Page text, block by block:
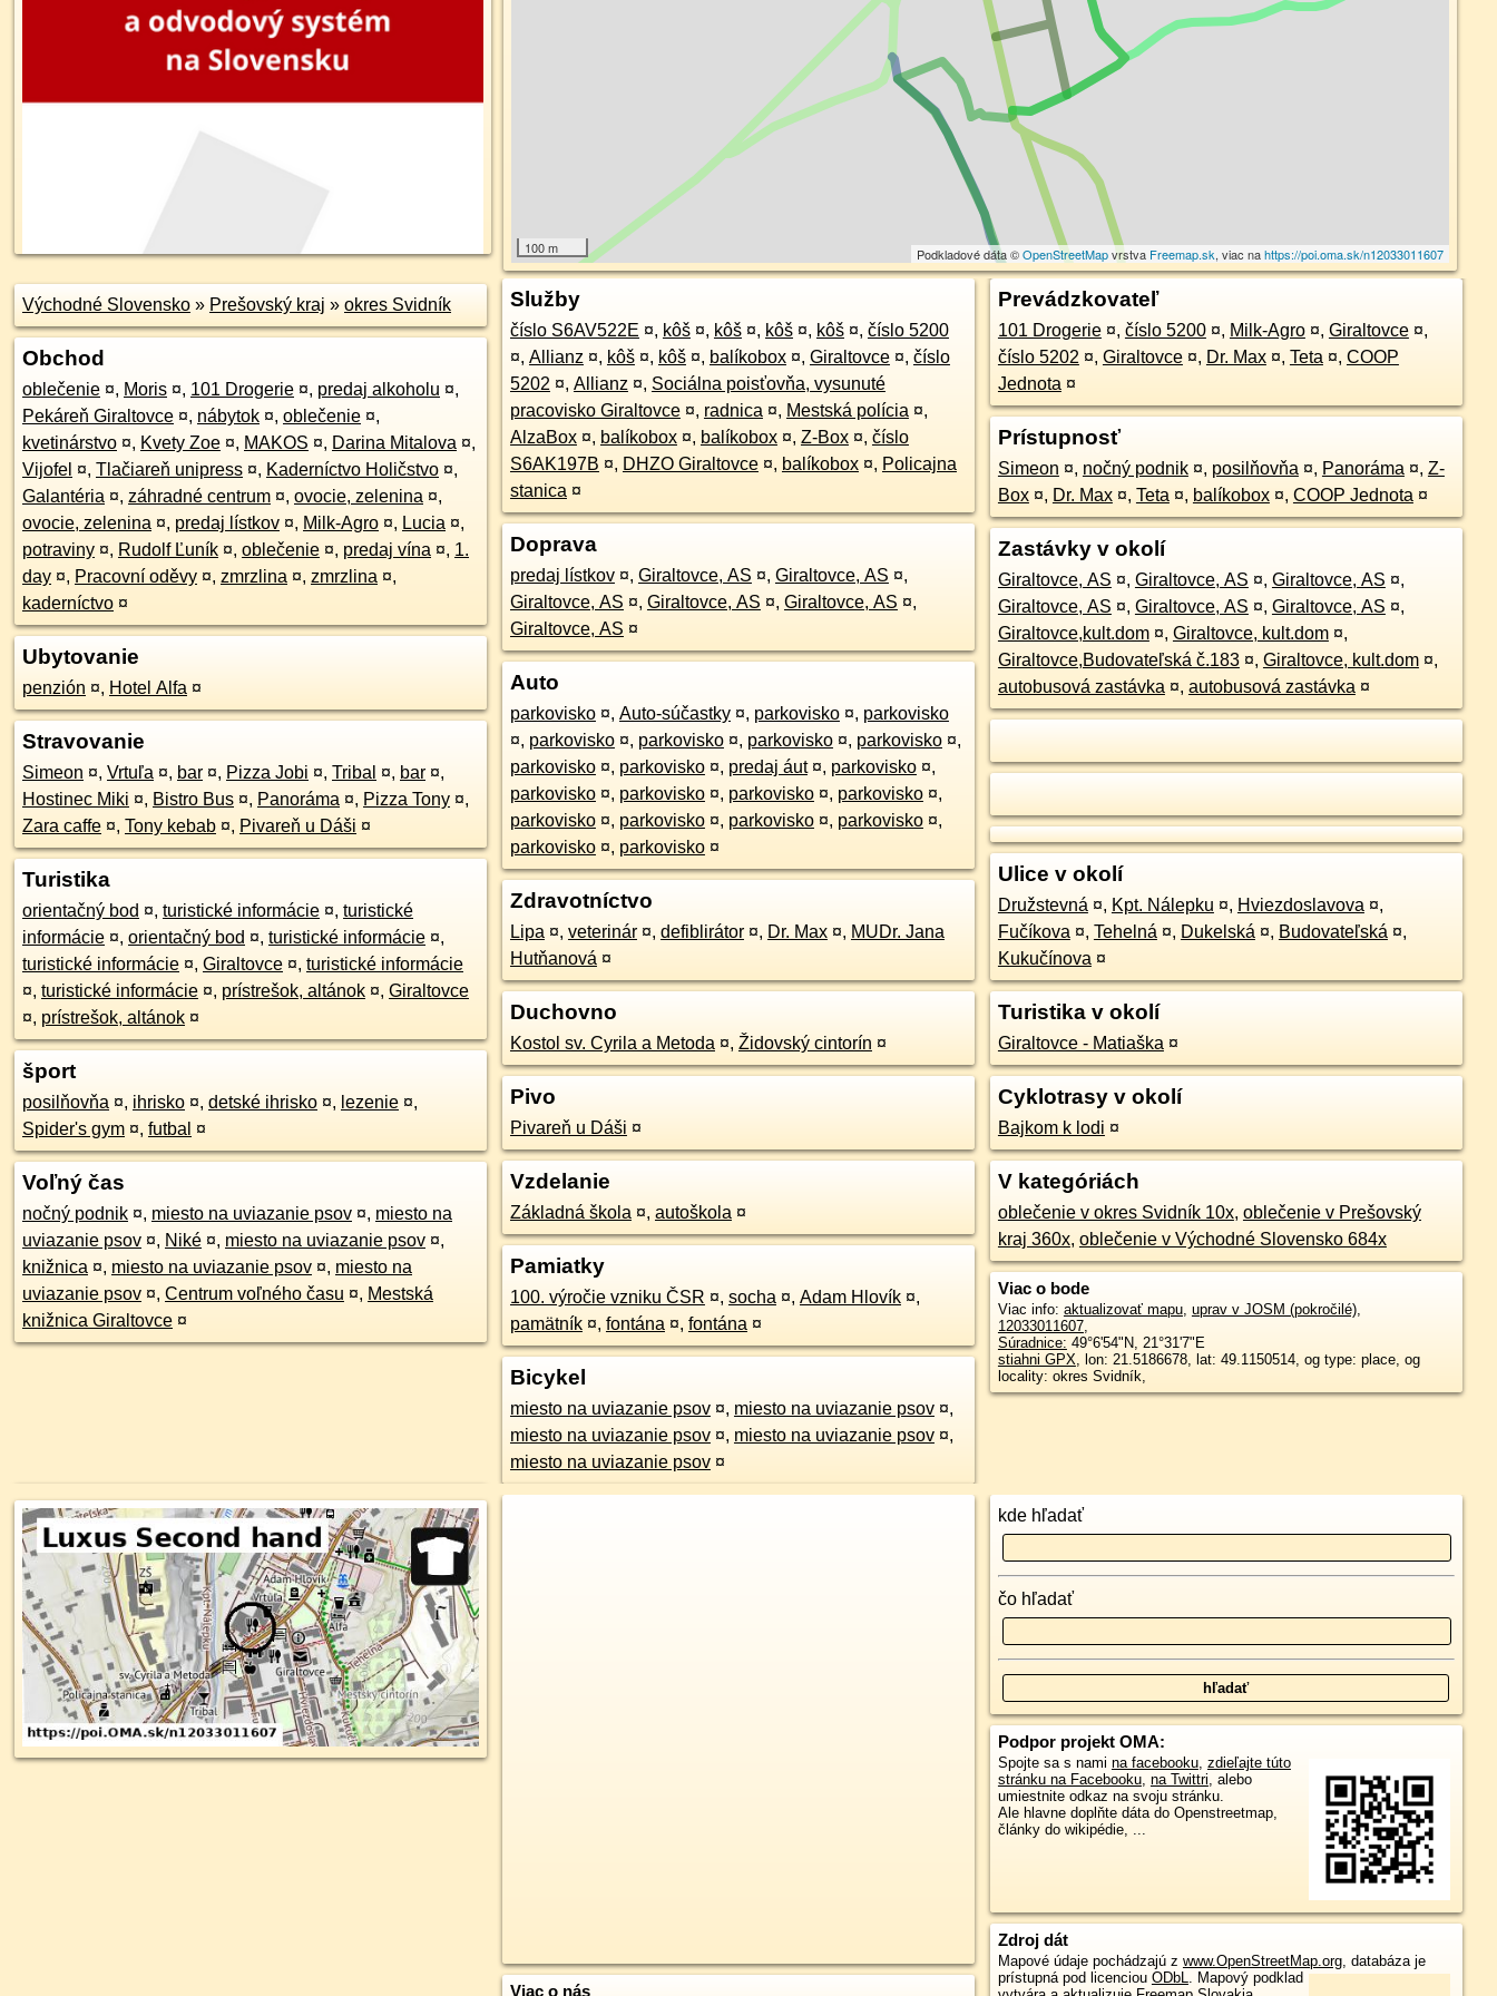
100 m Podkladové dáta ©OpenStreetMapvrstva Freemap.sk, viac nahttps://poi.oma.sk/n12033011607
Východné Slovensko » Prešovský kraj » okres Svidník
Obchod
oblečenie ¤, Moris ¤, 101 Drogerie ¤, predaj alkoholu ¤,
Pekáreň Giraltovce ¤, nábytok ¤, oblečenie ¤,
kvetinárstvo ¤, Kvety Zoe ¤, MAKOS ¤, Darina Mitalova ¤,
Vijofel ¤, Tlačiareň unipress ¤, Kaderníctvo Holičstvo ¤,
Galantéria ¤, záhradné centrum ¤, ovocie, zelenina ¤,
ovocie, zelenina ¤, predaj lístkov ¤, Milk-Agro ¤, Lucia ¤,
potraviny ¤, Rudolf Ľuník ¤, oblečenie ¤, predaj vína ¤, 1.
day ¤, Pracovní oděvy ¤, zmrzlina ¤, zmrzlina ¤,
kaderníctvo ¤
Ubytovanie
penzión ¤, Hotel Alfa ¤
Stravovanie
Simeon ¤, Vrtuľa ¤, bar ¤, Pizza Jobi ¤, Tribal ¤, bar ¤,
Hostinec Miki ¤, Bistro Bus ¤, Panoráma ¤, Pizza Tony ¤,
Zara caffe ¤, Tony kebab ¤, Pivareň u Dáši ¤
Turistika
orientačný bod ¤, turistické informácie ¤, turistické
informácie ¤, orientačný bod ¤, turistické informácie ¤,
turistické informácie ¤, Giraltovce ¤, turistické informácie
¤, turistické informácie ¤, prístrešok, altánok ¤, Giraltovce
¤, prístrešok, altánok ¤
šport
posilňovňa ¤, ihrisko ¤, detské ihrisko ¤, lezenie ¤,
Spider's gym ¤, futbal ¤
Voľný čas
nočný podnik ¤, miesto na uviazanie psov ¤, miesto na
uviazanie psov ¤, Niké ¤, miesto na uviazanie psov ¤,
knižnica ¤, miesto na uviazanie psov ¤, miesto na
uviazanie psov ¤, Centrum voľného času ¤, Mestská
knižnica Giraltovce ¤
Služby
číslo S6AV522E ¤, kôš ¤, kôš ¤, kôš ¤, kôš ¤, číslo 5200
¤, Allianz ¤, kôš ¤, kôš ¤, balíkobox ¤, Giraltovce ¤, číslo
5202 ¤, Allianz ¤, Sociálna poisťovňa, vysunuté
pracovisko Giraltovce ¤, radnica ¤, Mestská polícia ¤,
AlzaBox ¤, balíkobox ¤, balíkobox ¤, Z-Box ¤, číslo
S6AK197B ¤, DHZO Giraltovce ¤, balíkobox ¤, Policajna
stanica ¤
Doprava
predaj lístkov ¤, Giraltovce, AS ¤, Giraltovce, AS ¤,
Giraltovce, AS ¤, Giraltovce, AS ¤, Giraltovce, AS ¤,
Giraltovce, AS ¤
Auto
parkovisko ¤, Auto-súčastky ¤, parkovisko ¤, parkovisko
¤, parkovisko ¤, parkovisko ¤, parkovisko ¤, parkovisko ¤,
parkovisko ¤, parkovisko ¤, predaj áut ¤, parkovisko ¤,
parkovisko ¤, parkovisko ¤, parkovisko ¤, parkovisko ¤,
parkovisko ¤, parkovisko ¤, parkovisko ¤, parkovisko ¤,
parkovisko ¤, parkovisko ¤
Zdravotníctvo
Lipa ¤, veterinár ¤, defiblirátor ¤, Dr. Max ¤, MUDr. Jana
Hutňanová ¤
Duchovno
Kostol sv. Cyrila a Metoda ¤, Židovský cintorín ¤
Pivo
Pivareň u Dáši ¤
Vzdelanie
Základná škola ¤, autoškola ¤
Pamiatky
100. výročie vzniku ČSR ¤, socha ¤, Adam Hlovík ¤,
pamätník ¤, fontána ¤, fontána ¤
Bicykel
miesto na uviazanie psov ¤, miesto na uviazanie psov ¤,
miesto na uviazanie psov ¤, miesto na uviazanie psov ¤,
miesto na uviazanie psov ¤
Prevádzkovateľ
101 Drogerie ¤, číslo 5200 ¤, Milk-Agro ¤, Giraltovce ¤,
číslo 5202 ¤, Giraltovce ¤, Dr. Max ¤, Teta ¤, COOP
Jednota ¤
Prístupnosť
Simeon ¤, nočný podnik ¤, posilňovňa ¤, Panoráma ¤, Z-
Box ¤, Dr. Max ¤, Teta ¤, balíkobox ¤, COOP Jednota ¤
Zastávky v okolí
Giraltovce, AS ¤, Giraltovce, AS ¤, Giraltovce, AS ¤,
Giraltovce, AS ¤, Giraltovce, AS ¤, Giraltovce, AS ¤,
Giraltovce,kult.dom ¤, Giraltovce, kult.dom ¤,
Giraltovce,Budovateľská č.183 ¤, Giraltovce, kult.dom ¤,
autobusová zastávka ¤, autobusová zastávka ¤
Ulice v okolí
Družstevná ¤, Kpt. Nálepku ¤, Hviezdoslavova ¤,
Fučíkova ¤, Tehelná ¤, Dukelská ¤, Budovateľská ¤,
Kukučínova ¤
Turistika v okolí
Giraltovce - Matiaška ¤
Cyklotrasy v okolí
Bajkom k lodi ¤
V kategóriách
oblečenie v okres Svidník 10x, oblečenie v Prešovský
kraj 360x, oblečenie v Východné Slovensko 684x
Viac o bode
Viac info: aktualizovať mapu, uprav v JOSM (pokročilé),
12033011607,
Súradnice: 49°6'54"N, 21°31'7"E
stiahni GPX, lon: 21.5186678, lat: 49.1150514, og type: place, og
locality: okres Svidník,
Viac o nás
kde hľadať
čo hľadať
Podpor projekt OMA:
Spojte sa s nami na facebooku, zdieľajte túto
stránku na Facebooku, na Twittri, alebo
umiestnite odkaz na svoju stránku.
Ale hlavne doplňte dáta do Openstreetmap,
články do wikipédie, ...
Zdroj dát
Mapové údaje pochádzajú z www.OpenStreetMap.org, databáza je
prístupná pod licenciou ODbL. Mapový podklad